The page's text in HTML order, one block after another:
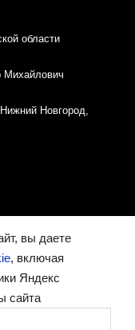
области
Михайлович
Новгород,
файлов
вы даете
, включая
Яндекс
сайта